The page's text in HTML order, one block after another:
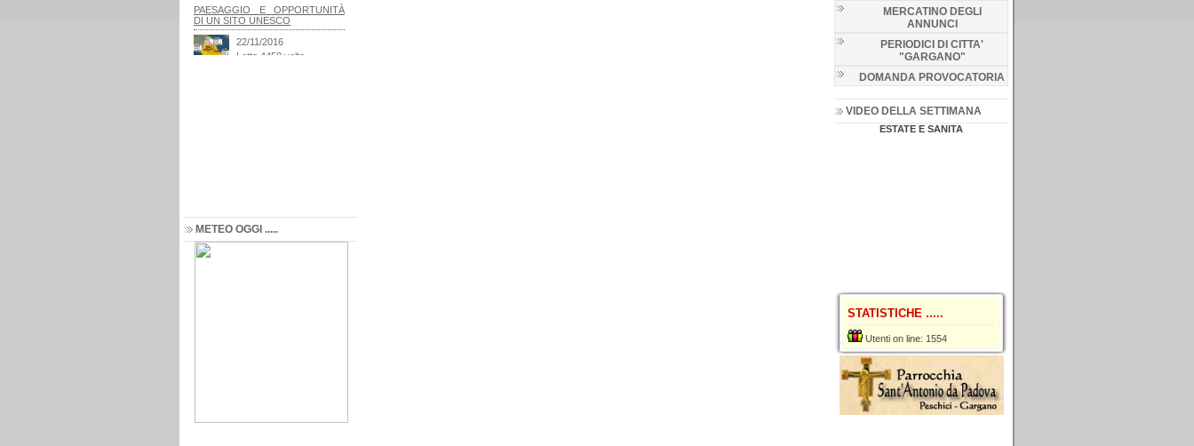
METEO OGGI .....
MERCATINO DEGLI
ANNUNCI
PERIODICI DI CITTA'
"GARGANO"
DOMANDA PROVOCATORIA
VIDEO DELLA SETTIMANA
ESTATE E SANITA
STATISTICHE .....
Utenti on line: 1554